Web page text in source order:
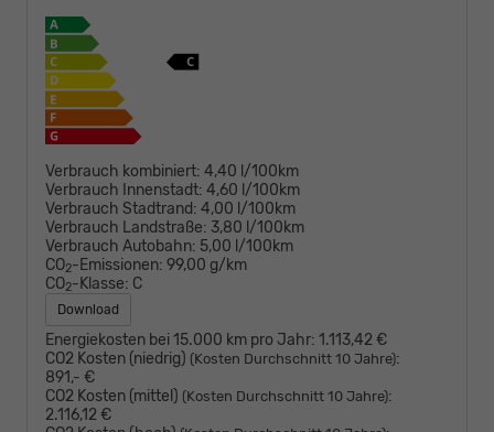
Verbrauch kombiniert: 4,40 l/100km
Verbrauch Innenstadt: 4,60 l/100km
Verbrauch Stadtrand: 4,00 l/100km
Verbrauch Landstraße: 3,80 l/100km
Verbrauch Autobahn: 5,00 l/100km
CO2-Emissionen: 99,00 g/km
CO2-Klasse: C
Download
Energiekosten bei 15.000 km pro Jahr: 1.113,42 €
CO2 Kosten (niedrig) (Kosten Durchschnitt 10 Jahre):
891,- €
CO2 Kosten (mittel) (Kosten Durchschnitt 10 Jahre):
2.116,12 €